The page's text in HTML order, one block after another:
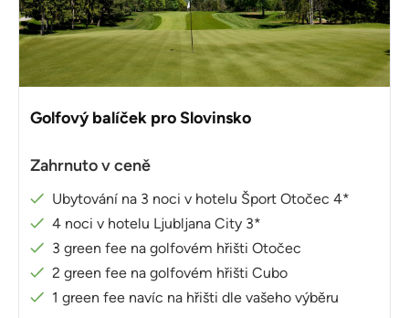
Golfový balíček pro Slovinsko
Zahrnuto v ceně
Ubytování na 3 noci v hotelu Šport Otočec 4*
4 noci v hotelu Ljubljana City 3*
3 green fee na golfovém hřišti Otočec
2 green fee na golfovém hřišti Cubo
1 green fee navíc na hřišti dle vašeho výběru